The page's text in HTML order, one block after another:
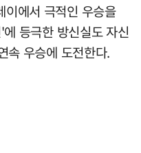
이에서 극적인 우승을
등극한 방신실도 자신
속 우승에 도전한다.